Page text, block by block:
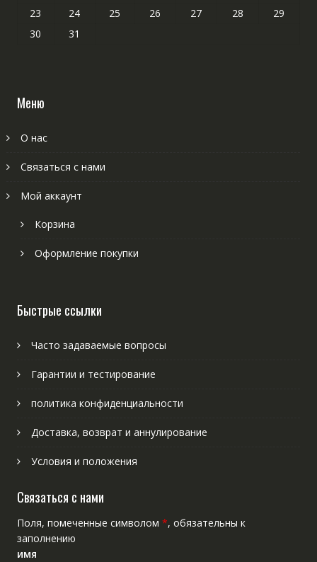
23
24 25 26 27 28
29
30
31
Меню
О нас
Связаться с нами
Мой аккаунт
Корзина
Оформление покупки
Быстрые ссылки
Часто задаваемые вопросы
Гарантии и тестирование
политика конфиденциальности
Доставка, возврат и аннулирование
Условия и положения
Связаться с нами
Поля, помеченные символом *, обязательны к
заполнению
имя